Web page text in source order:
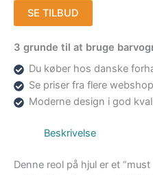
SE TILBUD
3 grunde til at bruge
Du køber hos danske
Se priser fra flere
Moderne design i god
Beskrivelse
Denne reol på hjul er et